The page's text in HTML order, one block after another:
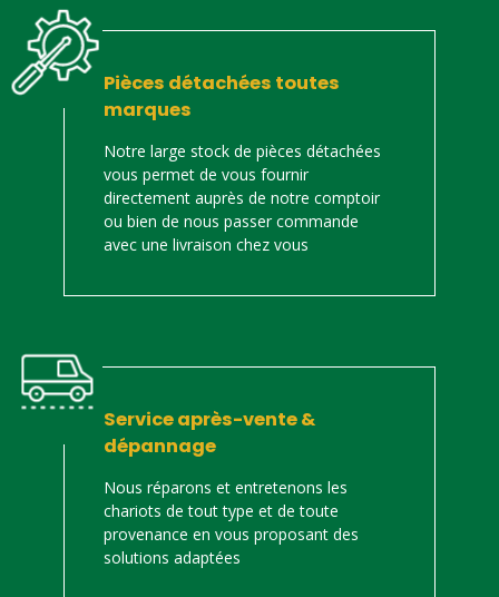
Pièces détachées toutes
marques
Notre large stock de pièces détachées
vous permet de vous fournir
directement auprès de notre comptoir
ou bien de nous passer commande
avec une livraison chez vous
Service après-vente &
dépannage
Nous réparons et entretenons les
chariots de tout type et de toute
provenance en vous proposant des
solutions adaptées